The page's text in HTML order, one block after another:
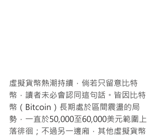
虛擬貨幣熱潮持續，倘若只留意比特
幣，讀者未必會認同這句話。皆因比特
幣（Bitcoin）長期處於區間震盪的局
勢，一直於50,000至60,000美元範圍上
落徘徊；不過另一邊廂，其他虛擬貨幣